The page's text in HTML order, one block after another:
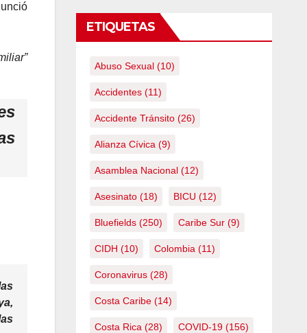
ETIQUETAS
Abuso Sexual(10)
Accidentes(11)
Accidente Tránsito(26)
Alianza Cívica (9)
Asamblea Nacional(12)
Asesinato(18) BICU (12)
Bluefields(250) Caribe Sur(9)
CIDH (10) Colombia (11)
Coronavirus(28)
Costa Caribe(14)
Costa Rica (28) COVID-19(156)